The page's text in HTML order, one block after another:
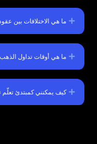
ما هي الاختلافات بين
ما هي أوقات تداول
كيف يمكنني كمبتدئ تعلّم